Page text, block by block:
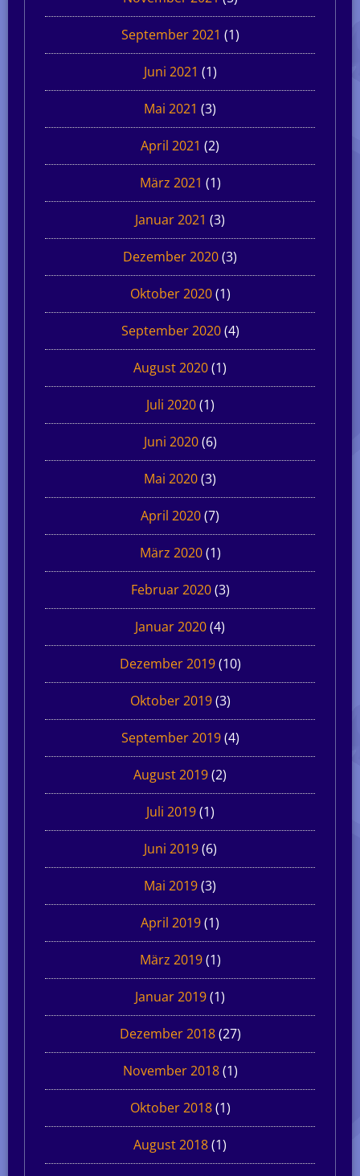
September 2021 (1)
Juni 2021 (1)
Mai 2021 (3)
April 2021 (2)
März 2021 (1)
Januar 2021 (3)
Dezember 2020(3)
Oktober 2020(1)
September 2020(4)
August 2020(1)
Juli 2020(1)
Juni 2020(6)
Mai 2020(3)
April 2020(7)
März 2020(1)
Februar 2020(3)
Januar 2020(4)
Dezember 2019(10)
Oktober 2019(3)
September 2019(4)
August 2019(2)
Juli 2019(1)
Juni 2019(6)
Mai 2019(3)
April 2019(1)
März 2019(1)
Januar 2019(1)
Dezember 2018(27)
November 2018(1)
Oktober 2018(1)
August 2018(1)